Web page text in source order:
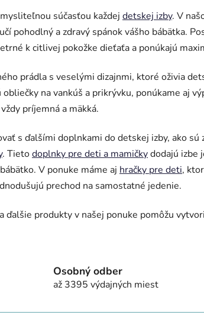
l
á
d
c
i
e
p
v
k
y
v
ý
i
súčasťou každej detskej izby. V
pohodlný a zdravý spánok vášho bábätka.
k citlivej pokožke dieťaťa a ponúkajú
prádla s veselými dizajnmi, ktoré oživia
na vankúš a prikrývku, ponúkame aj
príjemná a mäkká.
s ďalšími doplnkami do detskej izby, ako sú
. Tietodoplnky pre deti a mamičkydodajú izbe
V ponuke máme aj hračky pre deti,
prechod na samostatné jedenie.
ďalšie produkty v našej ponuke pomôžu
Osobný odber
až 3395 výdajných miest